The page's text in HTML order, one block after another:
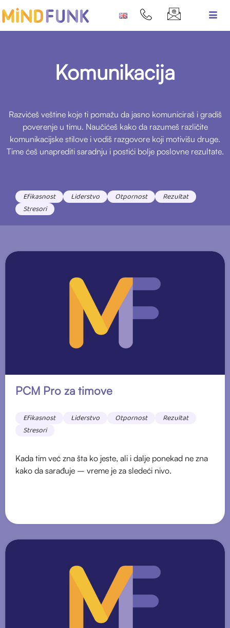
Komunikacija
Razvićeš veštine koje ti pomažu da jasno komuniciraš i gradiš
poverenje u timu. Naučićeš kako da razumeš različite
komunikacijske stilove i vodiš razgovore koji motivišu druge.
Time ćeš unaprediti saradnju i postići bolje poslovne rezultate.
Efikasnost Liderstvo Otpornost
Rezultat
Stresori
PCM Pro za timove
Efikasnost Liderstvo Otpornost
Rezultat
Stresori
Kada tim već zna šta ko jeste, ali i dalje ponekad ne zna
kako da sarađuje – vreme je za sledeći nivo.